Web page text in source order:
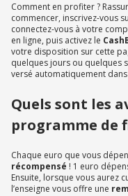
Comment en profiter ?
commencer, inscrivez-vous
connectez-vous à votre
en ligne, puis activez le
votre disposition sur cette
quelques jours ou quelques
versé automatiquement
Quels sont les
programme de
Chaque euro que vous
récompensé ! 1 euro
Ensuite, lorsque vous aurez
l’enseigne vous offre une